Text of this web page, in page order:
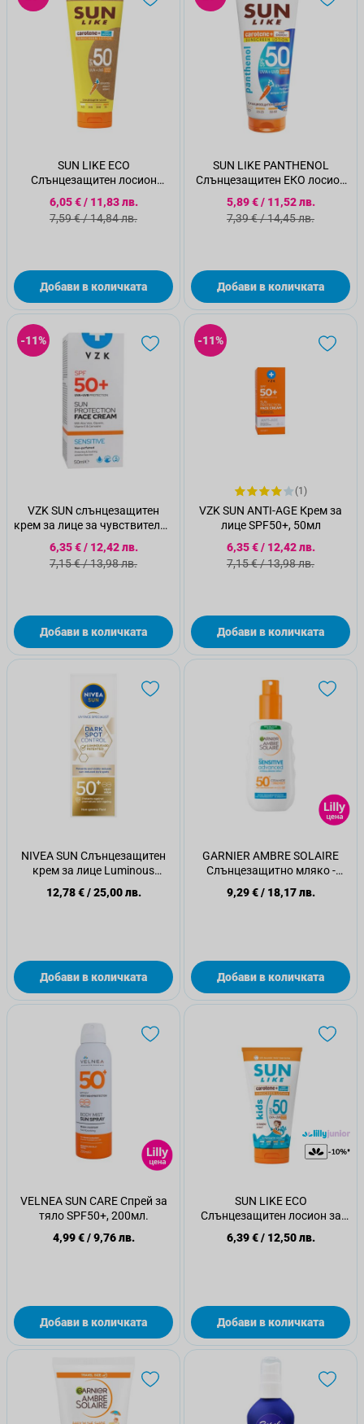
SUN LIKE ECO
Слънцезащитен лосион
SPF50, 200 мл
Специална цена
6,05 €/ 11,83 лв.
Стандартна цена
7,59 €/14,84 лв.
Добави в количката
SUN LIKE PANTHENOL
Слънцезащитен ЕКО лосион
туба SPF 50, 150 мл
Специална цена
5,89 €/ 11,52 лв.
Стандартна цена
7,39 €/14,45 лв.
Добави в количката
-11%
VZK SUN слънцезащитен
крем за лице за чувствителна
кожа SPF50+ 50мл
Специална цена
6,35 €/ 12,42 лв.
Стандартна цена
7,15 €/13,98 лв.
Добави в количката
-11%
(1)
VZK SUN ANTI-AGE Крем за
лице SPF50+, 50мл
Специална цена
6,35 €/ 12,42 лв.
Стандартна цена
7,15 €/13,98 лв.
Добави в количката
NIVEA SUN Слънцезащитен
крем за лице Luminous
против пигментация SPF 50+,
40 мл
12,78 €/25,00 лв.
Добави в количката
GARNIER AMBRE SOLAIRE
Слънцезащитно мляко -
спрей SPF 50+, 150 мл
9,29 €/ 18,17 лв.
Добави в количката
VELNEA SUN CARE Спрей за
тяло SPF50+, 200мл.
4,99 €/9,76 лв.
Добави в количката
SUN LIKE ECO
Слънцезащитен лосион за
тяло SPF50, 150 мл
6,39 €/ 12,50 лв.
Добави в количката